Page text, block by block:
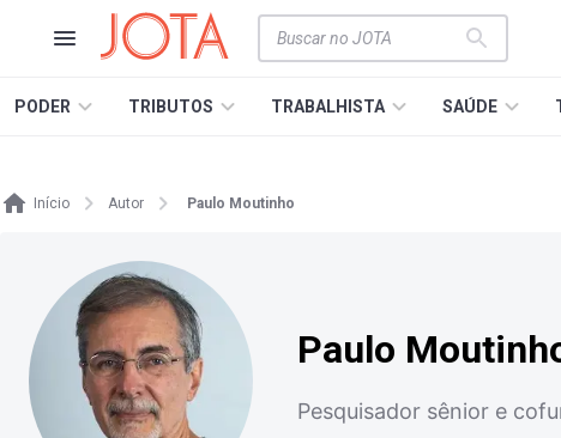
PODER TRIBUTOS TRABALHISTA SAÚDE
Início Autor Paulo Moutinho
Paulo
Pesquisador sênior e